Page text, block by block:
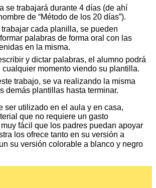
se trabajará durante 4 días (de ahí
de “Método de los 20 días”).
cada planilla, se pueden
palabras de forma oral con las
en la misma.
y dictar palabras, el alumno podrá
cualquier momento viendo su plantilla.
trabajo, se va realizando la misma
demás plantillas hasta terminar.
ser utilizado en el aula y en casa,
que no requiere un gasto
fácil que los padres puedan apoyar
los ofrece tanto en su versión a
su versión colorable a blanco y negro